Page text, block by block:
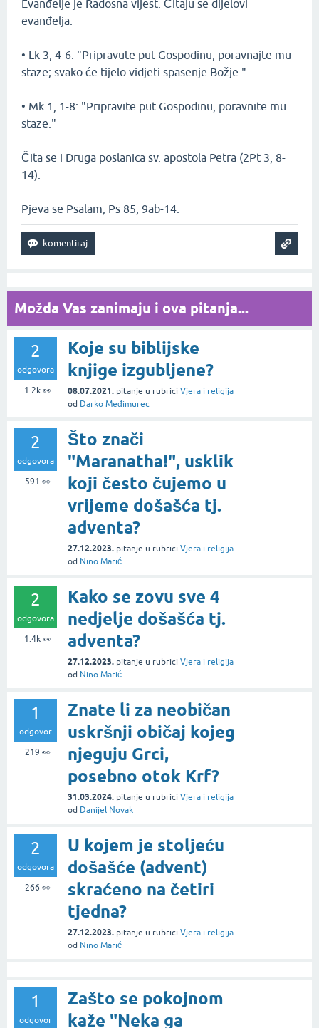
Evanđelje je Radosna vijest. Čitaju se dijelovi
evanđelja:
• Lk 3, 4-6: "Pripravute put Gospodinu, poravnajte mu
staze; svako će tijelo vidjeti spasenje Božje."
• Mk 1, 1-8: "Pripravite put Gospodinu, poravnite mu
staze."
Čita se i Druga poslanica sv. apostola Petra (2Pt 3, 8-
14).
Pjeva se Psalam; Ps 85, 9ab-14.
Možda Vas zanimaju i ova pitanja...
2
odgovora
1.2k👀
Koje su biblijske
knjige izgubljene?
08.07.2021. pitanje u rubrici Vjera i religija
od Darko Međimurec
2
odgovora
591 👀
Što znači
"Maranatha!", usklik
koji često čujemo u
vrijeme došašća tj.
adventa?
27.12.2023. pitanje u rubrici Vjera i religija
od Nino Marić
2
odgovora
1.4k👀
Kako se zovu sve 4
nedjelje došašća tj.
adventa?
27.12.2023. pitanje u rubrici Vjera i religija
od Nino Marić
1
odgovor
219 👀
Znate li za neobičan
uskršnji običaj kojeg
njeguju Grci,
posebno otok Krf?
31.03.2024. pitanje u rubrici Vjera i religija
od Danijel Novak
2
odgovora
266 👀
U kojem je stoljeću
došašće (advent)
skraćeno na četiri
tjedna?
27.12.2023. pitanje u rubrici Vjera i religija
od Nino Marić
1
odgovor
Zašto se pokojnom
kaže "Neka ga